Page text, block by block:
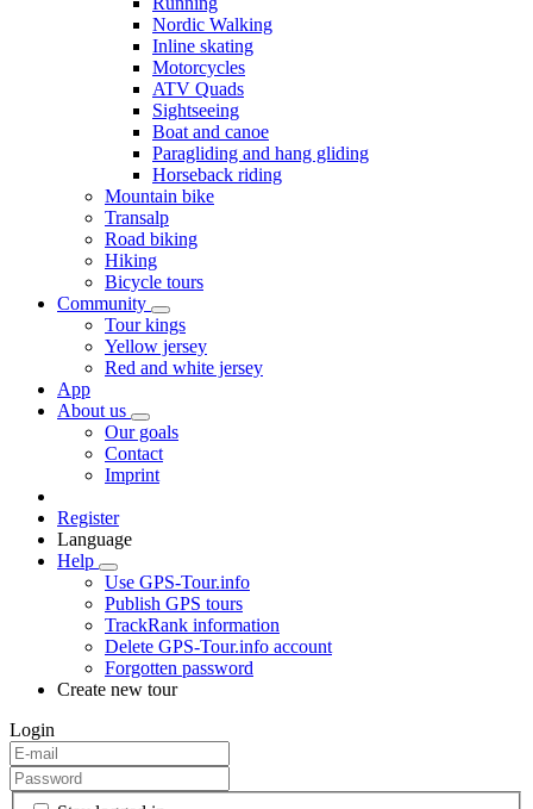
Nordic Walking
Inline skating
Motorcycles
ATV Quads
Sightseeing
Boat and canoe
Paragliding and hang gliding
Horseback riding
Mountain bike
Transalp
Road biking
Hiking
Bicycle tours
Community
Tour kings
Yellow jersey
Red and white jersey
App
About us
Our goals
Contact
Imprint
Register
Language
Help
Use GPS-Tour.info
Publish GPS tours
TrackRank information
Delete GPS-Tour.info account
Forgotten password
Create new tour
Login